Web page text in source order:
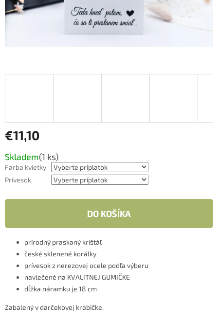
€11,10
Jednotková
cena:
Skladem(1 ks)
Farba kvietky
Prívesok
DO KOŠÍKA
prírodný praskaný krištáľ
české sklenené korálky
prívesok z nerezovej ocele podľa výberu
navlečené na KVALITNEJ GUMIČKE
dĺžka náramku je 18 cm
Zabalený v darčekovej krabičke.